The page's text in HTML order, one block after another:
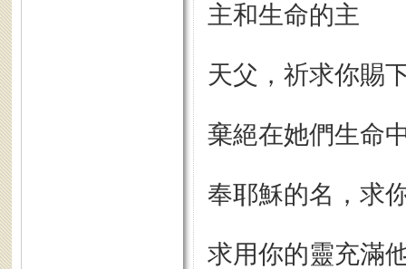
主和生命的主
天父，祈求你賜
棄絕在她們生命
奉耶穌的名，求
求用你的靈充滿